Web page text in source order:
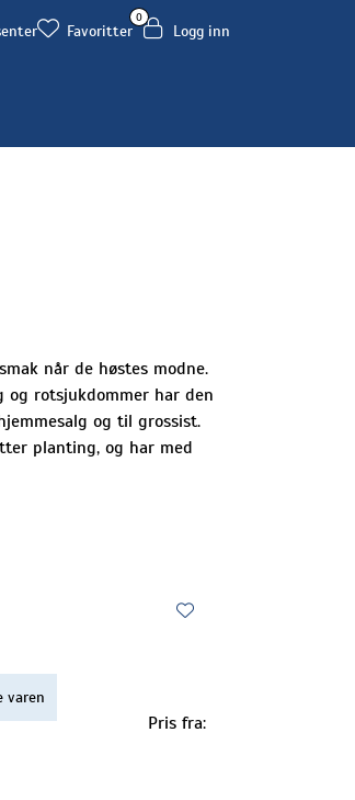
0
Favoritter Logg inn
når de høstes modne.
rotsjukdommer har den
og til grossist.
planting, og har med
varen
Pris fra: